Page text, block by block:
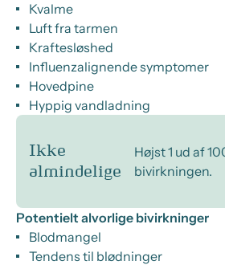
Kvalme
Luft fra tarmen
Kraftesløshed
Influenzalignende symptomer
Hovedpine
Hyppig vandladning
Ikke
almindelige
Højst 1 ud af
bivirkningen.
Potentielt alvorlige bivirkninger
Blodmangel
Tendens til blødninger